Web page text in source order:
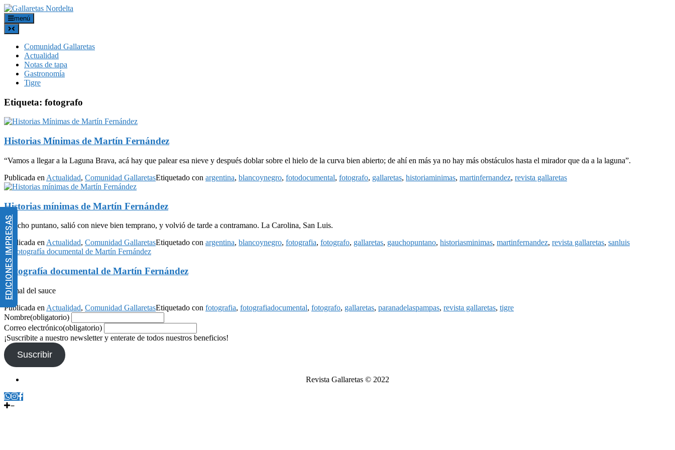
menú
Comunidad Gallaretas
Actualidad
Notas de tapa
Gastronomía
Tigre
Etiqueta: fotografo
Historias Mínimas de Martín Fernández
“Vamos a llegar a la Laguna Brava, acá hay que palear esa nieve y después doblar sobre el hielo de la curva bien abierto; de ahí en más ya no hay más obstáculos hasta el mirador que da a la laguna”.
Publicada en Actualidad, Comunidad GallaretasEtiquetado con argentina, blancoynegro, fotodocumental, fotografo, gallaretas, historiaminimas, martinfernandez, revista gallaretas
Historias mínimas de Martín Fernández
Gaucho puntano, salió con nieve bien temprano, y volvió de tarde a contramano. La Carolina, San Luis.
Publicada en Actualidad, Comunidad GallaretasEtiquetado con argentina, blancoynegro, fotografia, fotografo, gallaretas, gauchopuntano, historiasminimas, martinfernandez, revista gallaretas, sanluis
Fotografía documental de Martín Fernández
El mal del sauce
Publicada en Actualidad, Comunidad GallaretasEtiquetado con fotografia, fotografiadocumental, fotografo, gallaretas, paranadelaspampas, revista gallaretas, tigre
Nombre(obligatorio)
Correo electrónico(obligatorio)
¡Suscribite a nuestro newsletter y enterate de todos nuestros beneficios!
Suscribir
Revista Gallaretas © 2022
EDICIONES IMPRESAS